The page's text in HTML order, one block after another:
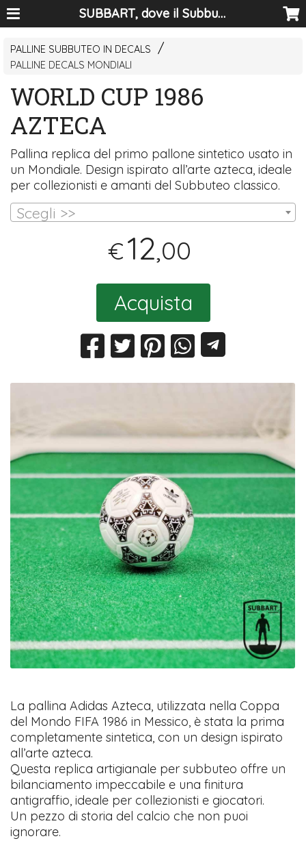
SUBBART, dove il Subbuteo diventa arte
PALLINE SUBBUTEO IN DECALS
PALLINE DECALS MONDIALI
WORLD CUP 1986
AZTECA
Pallina replica del primo pallone sintetico usato in
un Mondiale. Design ispirato all’arte azteca, ideale
per collezionisti e amanti del Subbuteo classico.
Scegli >>
€12,00
Acquista
La pallina Adidas Azteca, utilizzata nella Coppa
del Mondo FIFA 1986 in Messico, è stata la prima
completamente sintetica, con un design ispirato
all’arte azteca.
Questa replica artigianale per subbuteo offre un
bilanciamento impeccabile e una finitura
antigraffio, ideale per collezionisti e giocatori.
Un pezzo di storia del calcio che non puoi
ignorare.